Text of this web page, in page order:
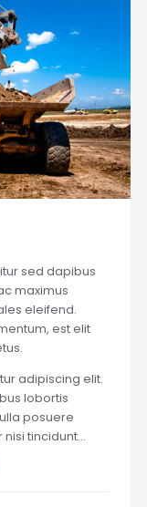
sed dapibus
maximus
eleifend.
est elit
adipiscing elit.
lobortis
posuere
nisi tincidunt…